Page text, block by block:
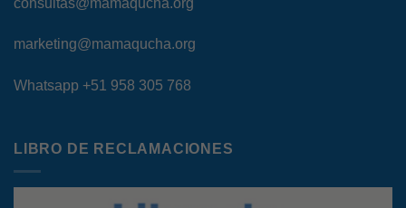
marketing@mamaqucha.org
Whatsapp +51 958 305 768
LIBRO DE RECLAMACIONES